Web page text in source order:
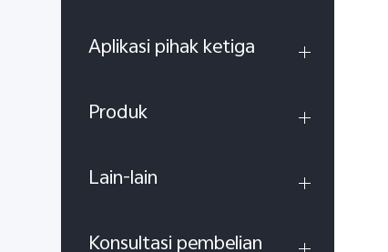
Aplikasi pihak ketiga
Produk
Lain-lain
Konsultasi pembelian